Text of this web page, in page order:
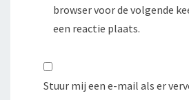
browser voor de volgende
een reactie plaats.
Stuur mij een e-mail als er